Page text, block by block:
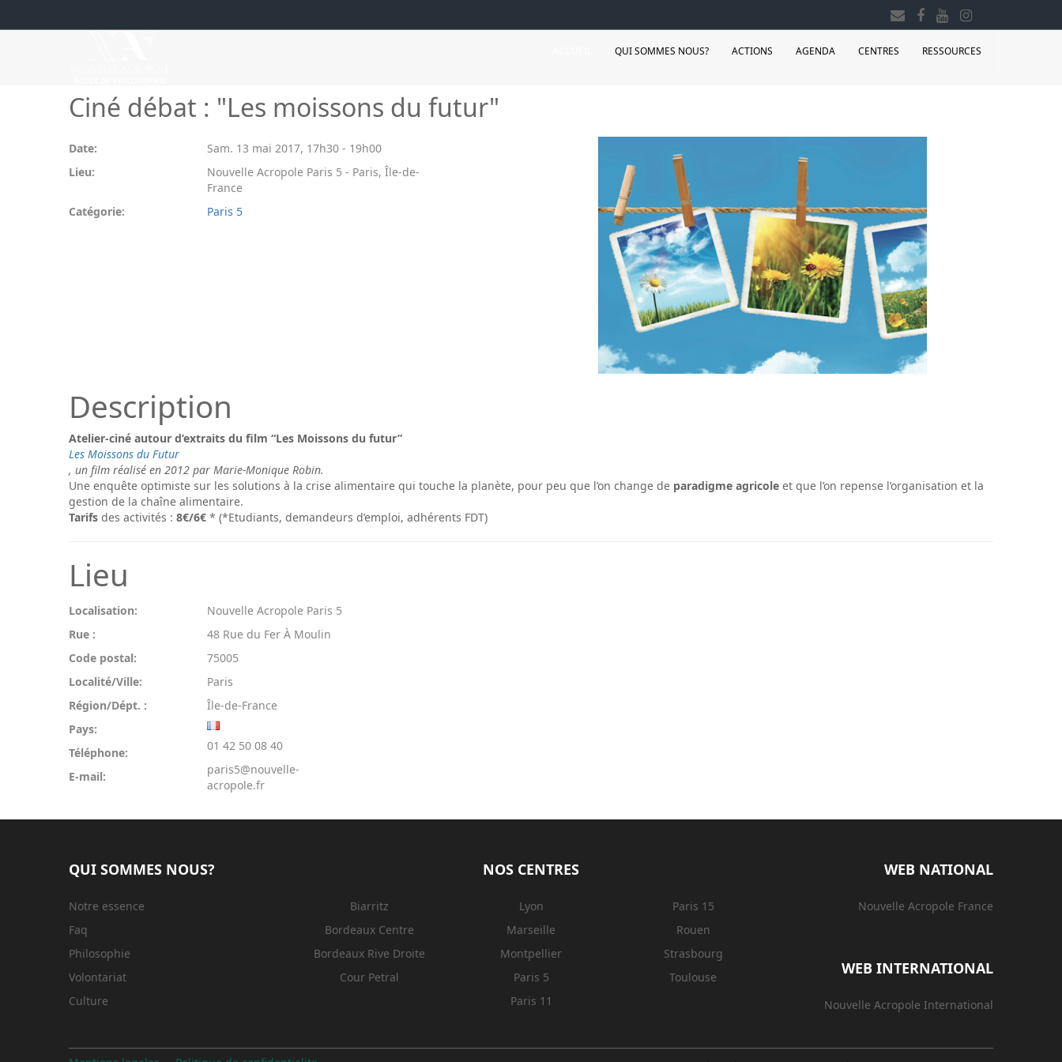
QUI SOMMES NOUS? ACTIONS AGENDA CENTRES RESSOURCES
Ciné débat : "Les moissons du futur"
Date: Sam. 13 mai 2017, 17h30 - 19h00
Lieu:
Nouvelle Acropole Paris 5 - Paris, Île-de-
France
Catégorie:
Paris 5
Description
Atelier-ciné autour d’extraits du film “Les Moissons du futur”
Les Moissons du Futur
, un film réalisé en 2012 par Marie-Monique Robin.
Une enquête optimiste sur les solutions à la crise alimentaire qui touche la planète, pour peu que l’on change de paradigme agricole et que l’on repense l’organisation et la
gestion de la chaîne alimentaire.
Tarifs des activités : 8€/6€ * (*Etudiants, demandeurs d’emploi, adhérents FDT)
Lieu
Localisation:
Nouvelle Acropole Paris 5
Rue :
48 Rue du Fer À Moulin
Code postal:
75005
Localité/Ville:
Paris
Région/Dépt. :
Île-de-France
Pays:
Téléphone:
01 42 50 08 40
E-mail:
paris5@nouvelle-
acropole.fr
QUI SOMMES NOUS?
Notre essence
Faq
Philosophie
Volontariat
Culture
NOS CENTRES
Biarritz
Bordeaux Centre
Bordeaux Rive Droite
Cour Petral
Lyon
Marseille
Montpellier
Paris 5
Paris 11
Paris 15
Rouen
Strasbourg
Toulouse
WEB NATIONAL
Nouvelle Acropole France
WEB INTERNATIONAL
Nouvelle Acropole International